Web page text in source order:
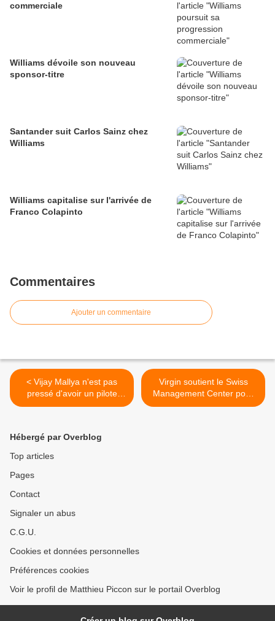
commerciale
Williams dévoile son nouveau
sponsor-titre
Santander suit Carlos Sainz chez
Williams
Williams capitalise sur l'arrivée de
Franco Colapinto
Commentaires
Ajouter un commentaire
< Vijay Mallya n'est pas
pressé d'avoir un pilote
indien chez lui
Virgin soutient le Swiss
Management Center pour
les sports automobiles >
Hébergé par Overblog
Top articles
Pages
Contact
Signaler un abus
C.G.U.
Cookies et données personnelles
Préférences cookies
Voir le profil de Matthieu Piccon sur le portail Overblog